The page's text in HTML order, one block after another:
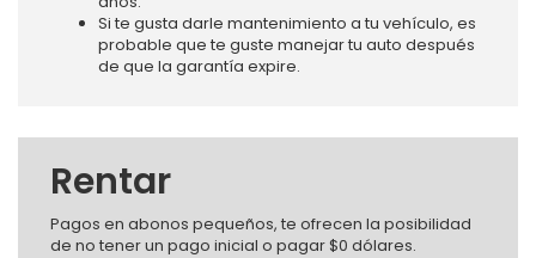
Si te gusta darle mantenimiento a tu vehículo, es
probable que te guste manejar tu auto después
de que la garantía expire.
Rentar
Pagos en abonos pequeños, te ofrecen la posibilidad
de no tener un pago inicial o pagar $0 dólares.